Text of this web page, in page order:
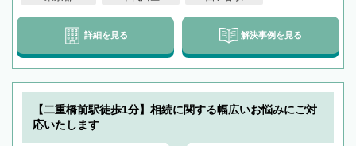
詳細を見る 解決事例を見る
【二重橋前駅徒歩1分】相続に関する幅広いお悩みにご対
応いたします